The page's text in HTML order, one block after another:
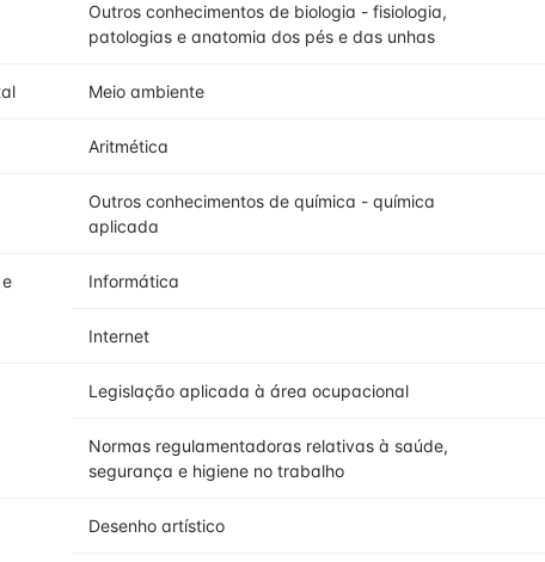
Outros conhecimentos de biologia - fisiologia,
patologias e anatomia dos pés e das unhas
Meio ambiente
Aritmética
Outros conhecimentos de química - química
aplicada
Informática
Internet
Legislação aplicada à área ocupacional
Normas regulamentadoras relativas à saúde,
segurança e higiene no trabalho
Desenho artístico